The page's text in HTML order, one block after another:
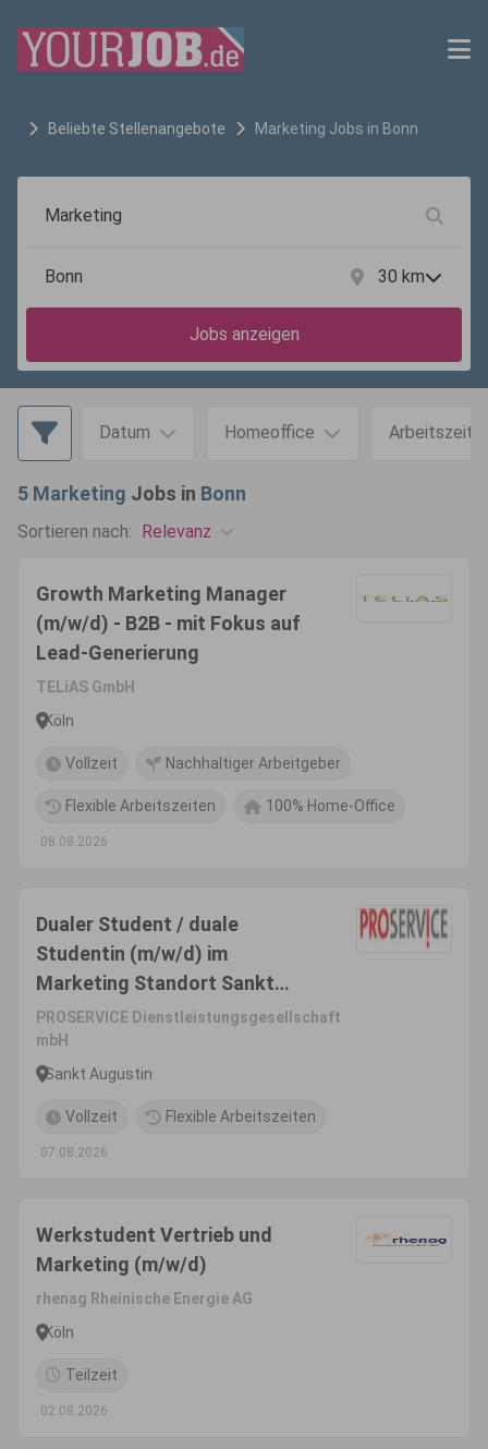
Beliebte Stellenangebote Marketing Jobs in Bonn
30 km
Jobs anzeigen
Datum Homeoffice Arbeitszeit
5 Marketing Jobs in Bonn
Sortieren nach: Relevanz
Growth Marketing Manager
(m/w/d) - B2B - mit Fokus auf
Lead-Generierung
TELiAS GmbH
Köln
Vollzeit Nachhaltiger Arbeitgeber
Flexible Arbeitszeiten 100% Home-Office
08.08.2026
Dualer Student / duale
Studentin (m/w/d) im
Marketing Standort Sankt
Augustin bei Bonn
PROSERVICE Dienstleistungsgesellschaft
mbH
Sankt Augustin
Vollzeit Flexible Arbeitszeiten
07.08.2026
Werkstudent Vertrieb und
Marketing (m/w/d)
rhenag Rheinische Energie AG
Köln
Teilzeit
02.08.2026